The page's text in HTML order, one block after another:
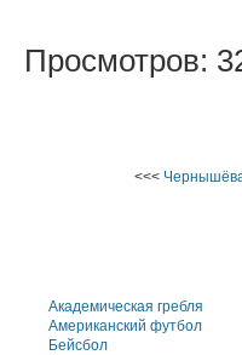
Просмотров:
<<<
Академическая гребля
Американский футбол
Бейсбол